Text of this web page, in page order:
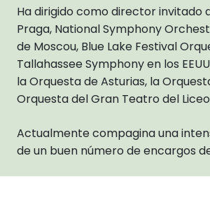
Ha dirigido como director invitado
Praga, National Symphony
de Moscou, Blue Lake Festival
Tallahassee Symphony en los
la Orquesta de Asturias, la
Orquesta del Gran Teatro del
Actualmente compagina una
de un buen número de encargos